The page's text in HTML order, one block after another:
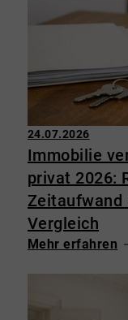
24.07.2026
Immobilie
privat 2026:
Zeitaufwand
Vergleich
Mehr erfahren